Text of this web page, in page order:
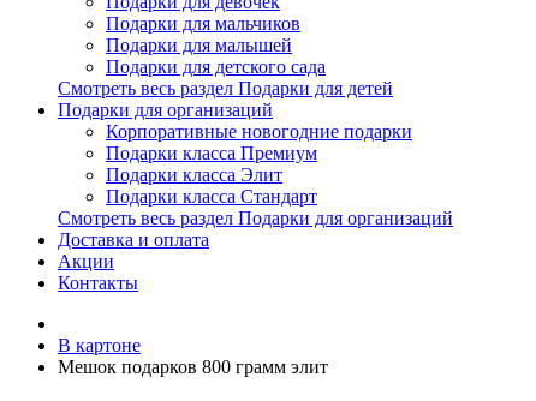
Подарки для мальчиков
Подарки для малышей
Подарки для детского сада
Смотреть весь раздел Подарки для детей
Подарки для организаций
Корпоративные новогодние подарки
Подарки класса Премиум
Подарки класса Элит
Подарки класса Стандарт
Смотреть весь раздел Подарки для организаций
Доставка и оплата
Акции
Контакты
В картоне
Мешок подарков 800 грамм элит